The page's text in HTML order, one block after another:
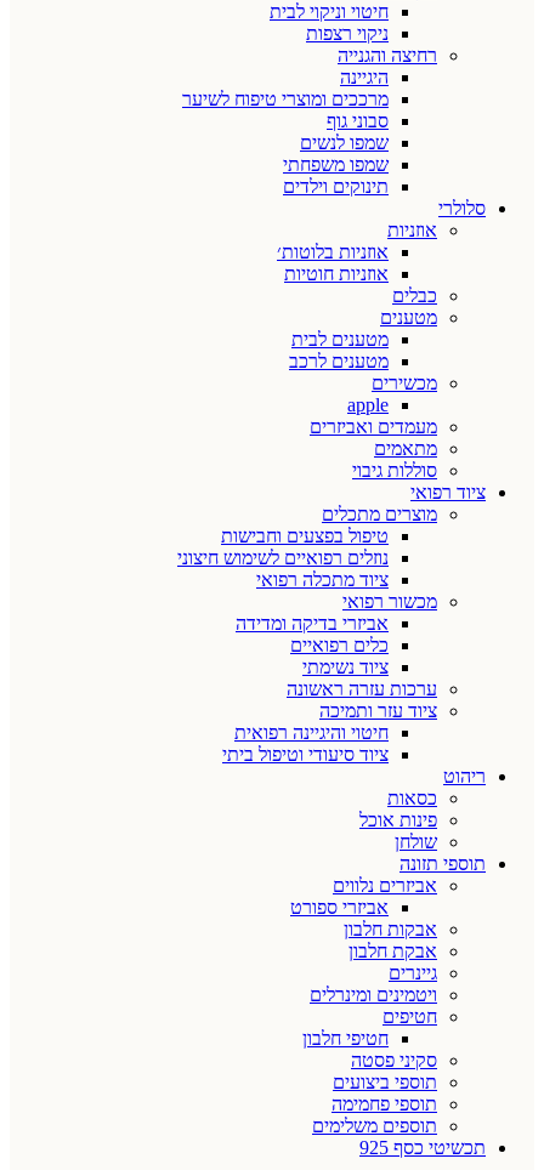
חיטוי וניקוי לבית
ניקוי רצפות
רחיצה והגנייה
היגיינה
מרככים ומוצרי טיפוח לשיער
סבוני גוף
שמפו לנשים
שמפו משפחתי
תינוקים וילדים
סלולרי
אוזניות
אוזניות בלוטות׳
אוזניות חוטיות
כבלים
מטענים
מטענים לבית
מטענים לרכב
מכשירים
apple
מעמדים ואביזרים
מתאמים
סוללות גיבוי
ציוד רפואי
מוצרים מתכלים
טיפול בפצעים וחבישות
נוזלים רפואיים לשימוש חיצוני
ציוד מתכלה רפואי
מכשור רפואי
אביזרי בדיקה ומדידה
כלים רפואיים
ציוד נשימתי
ערכות עזרה ראשונה
ציוד עזר ותמיכה
חיטוי והיגיינה רפואית
ציוד סיעודי וטיפול ביתי
ריהוט
כסאות
פינות אוכל
שולחן
תוספי תזונה
אביזרים נלווים
אביזרי ספורט
אבקות חלבון
אבקת חלבון
גיינרים
ויטמינים ומינרלים
חטיפים
חטיפי חלבון
סקיני פסטה
תוספי ביצועים
תוספי פחמימה
תוספים משלימים
תכשיטי כסף 925